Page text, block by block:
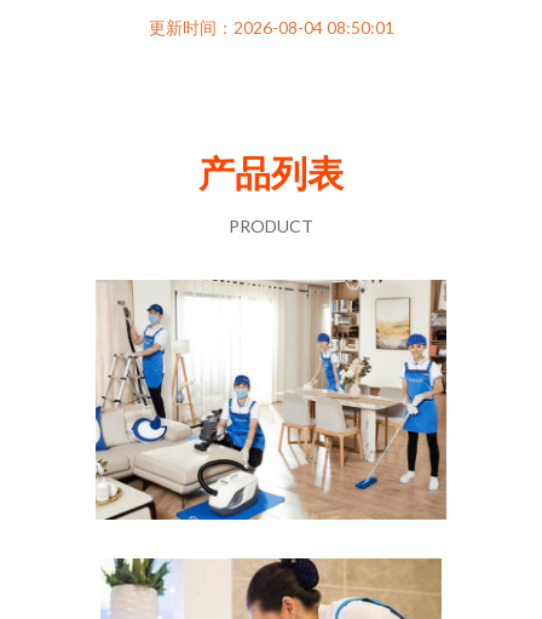
更新时间：2026-08-04 08:50:01
产品列表
PRODUCT